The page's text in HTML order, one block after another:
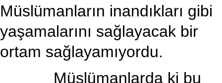
Müslümanların inandıkları gibi
yaşamalarını sağlayacak bir
ortam sağlayamıyordu.
Müslümanlarda ki bu